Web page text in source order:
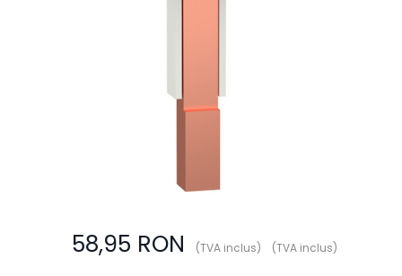
Întrerupătoare
58,95 RON (TVA inclus) (TVA inclus)